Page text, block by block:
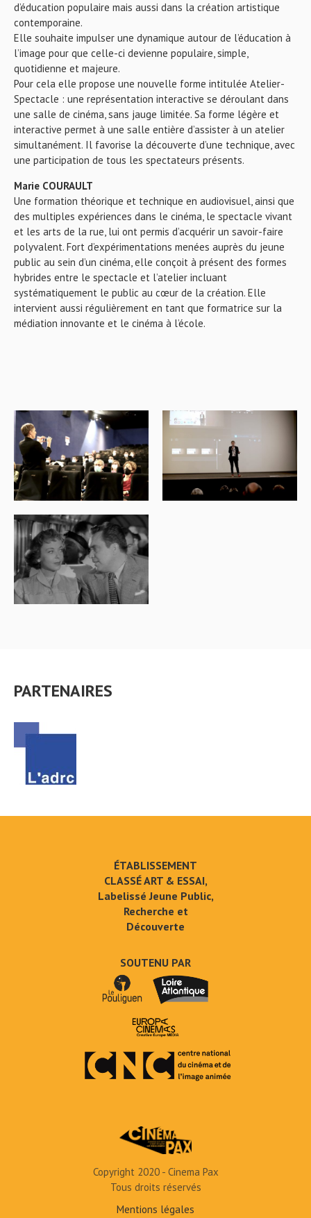
d’éducation populaire mais aussi dans la création artistique
contemporaine.
Elle souhaite impulser une dynamique autour de l’éducation à
l’image pour que celle-ci devienne populaire, simple,
quotidienne et majeure.
Pour cela elle propose une nouvelle forme intitulée Atelier-
Spectacle : une représentation interactive se déroulant dans
une salle de cinéma, sans jauge limitée. Sa forme légère et
interactive permet à une salle entière d’assister à un atelier
simultanément. Il favorise la découverte d’une technique, avec
une participation de tous les spectateurs présents.
Marie COURAULT
Une formation théorique et technique en audiovisuel, ainsi que
des multiples expériences dans le cinéma, le spectacle vivant
et les arts de la rue, lui ont permis d’acquérir un savoir-faire
polyvalent. Fort d’expérimentations menées auprès du jeune
public au sein d’un cinéma, elle conçoit à présent des formes
hybrides entre le spectacle et l’atelier incluant
systématiquement le public au cœur de la création. Elle
intervient aussi régulièrement en tant que formatrice sur la
médiation innovante et le cinéma à l’école.
PARTENAIRES
ÉTABLISSEMENT
CLASSÉ ART & ESSAI,
Labelissé Jeune Public,
Recherche et
Découverte
SOUTENU PAR
Copyright 2020 - Cinema Pax
Tous droits réservés
Mentions légales